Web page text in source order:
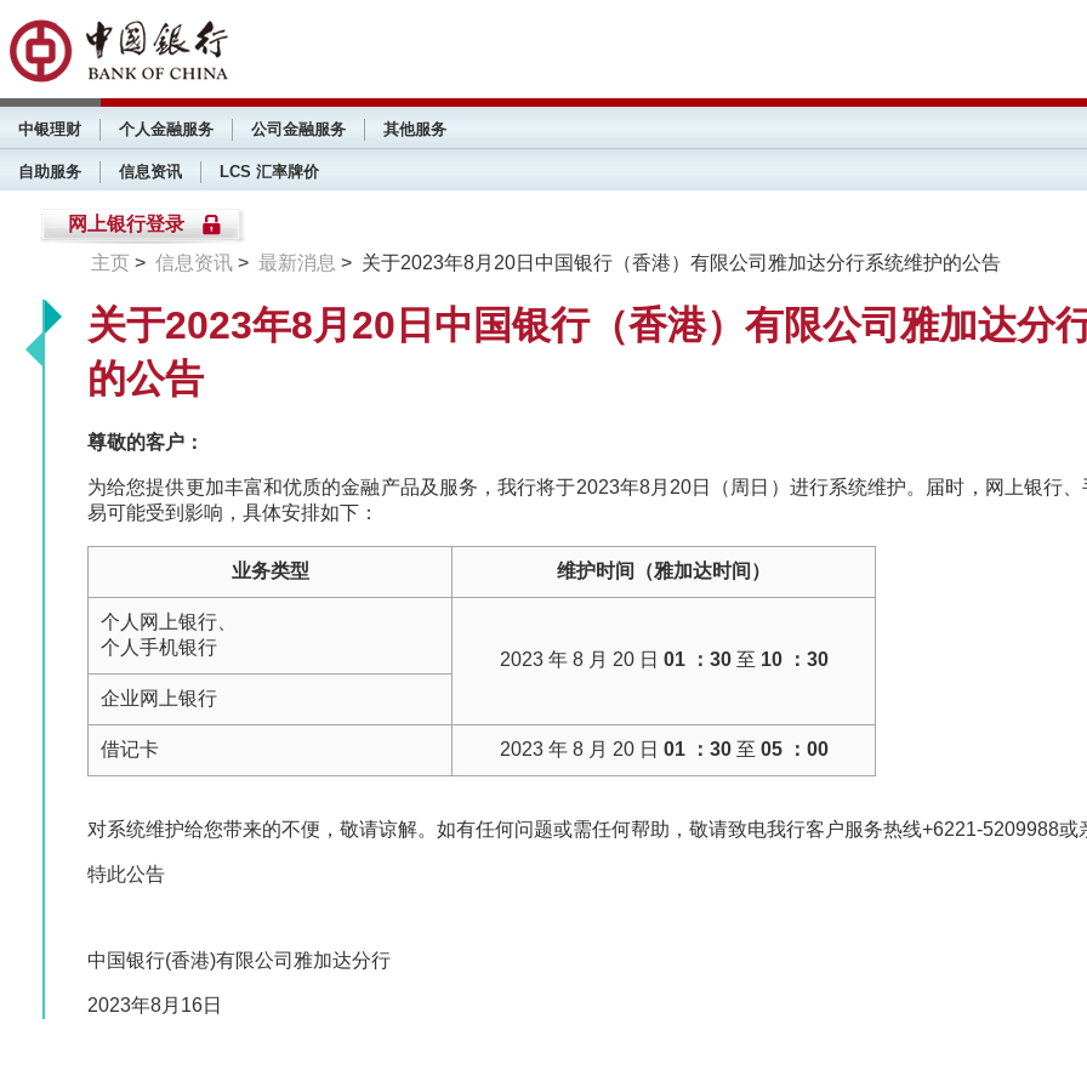
中银理财 个人金融服务 公司金融服务 其他服务
自助服务 信息资讯 LCS 汇率牌价
网上银行登录
主页 > 信息资讯 > 最新消息 > 关于2023年8月20日中国银行（香港）有限公司雅加达分行系统维护的公告
关于2023年8月20日中国银行（香港）有限公司雅加达分
的公告
尊敬的客户：
为给您提供更加丰富和优质的金融产品及服务，我行将于2023年8月20日（周日）进行系统维护。届时，网上银行
易可能受到影响，具体安排如下：
业务类型 维护时间（雅加达时间）
个人网上银行、
个人手机银行
2023 年 8 月 20 日 01 ：30 至 10 ：30
企业网上银行
借记卡 2023 年 8 月 20 日 01 ：30 至 05 ：00
对系统维护给您带来的不便，敬请谅解。如有任何问题或需任何帮助，敬请致电我行客户服务热线+6221-5209988或
特此公告
中国银行(香港)有限公司雅加达分行
2023年8月16日